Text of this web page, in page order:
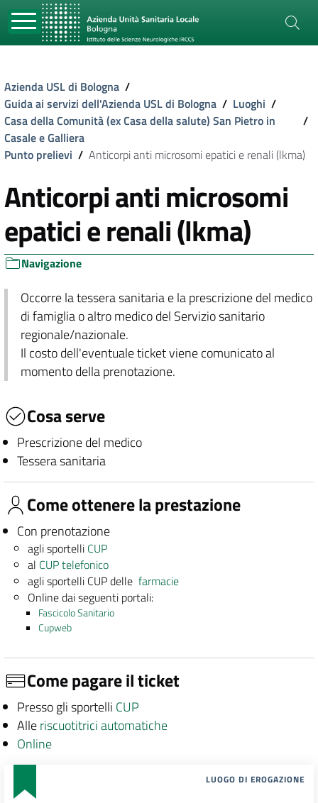
Azienda USL di Bologna /
Guida ai servizi dell'Azienda USL di Bologna / Luoghi /
Casa della Comunità (ex Casa della salute) San Pietro in
Casale e Galliera
/
Punto prelievi / Anticorpi anti microsomi epatici e renali (lkma)
Anticorpi anti microsomi
epatici e renali (lkma)
Navigazione
Occorre la tessera sanitaria e la prescrizione del medico
di famiglia o altro medico del Servizio sanitario
regionale/nazionale.
Il costo dell'eventuale ticket viene comunicato al
momento della prenotazione.
Cosa serve
Prescrizione del medico
Tessera sanitaria
Come ottenere la prestazione
Con prenotazione
agli sportelli CUP
al CUP telefonico
agli sportelli CUP dellefarmacie
Online dai seguenti portali:
Fascicolo Sanitario
Cupweb
Come pagare il ticket
Presso gli sportelli CUP
Alleriscuotitrici automatiche
Online
LUOGO DI EROGAZIONE